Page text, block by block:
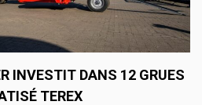
INVESTIT DANS 12 GRUES
TEREX